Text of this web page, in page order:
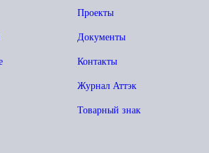
Проекты
Документы
Контакты
Журнал Аттэк
Товарный знак